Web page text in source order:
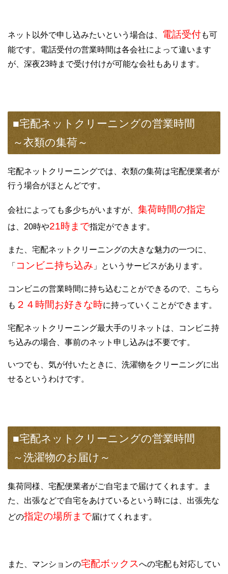
ネット以外で申し込みたいという場合は、 電話受付も可
能です。電話受付の営業時間は各会社によって違います
が、深夜23時まで受け付けが可能な会社もあります。
■宅配ネットクリーニングの営業時間
～衣類の集荷～
宅配ネットクリーニングでは、衣類の集荷は宅配便業者が
行う場合がほとんどです。
会社によっても多少ちがいますが、 集荷時間の指定
は、20時や21時まで指定ができます。
また、宅配ネットクリーニングの大きな魅力の一つに、
「 コンビニ持ち込み 」というサービスがあります。
コンビニの営業時間に持ち込むことができるので、こちら
も ２４時間お好きな時に持っていくことができます。
宅配ネットクリーニング最大手のリネットは、コンビニ持
ち込みの場合、事前のネット申し込みは不要です。
いつでも、気が付いたときに、洗濯物をクリーニングに出
せるというわけです。
■宅配ネットクリーニングの営業時間
～洗濯物のお届け～
集荷同様、宅配便業者がご自宅まで届けてくれます。ま
た、出張などで自宅をあけているという時には、出張先な
どの指定の場所まで届けてくれます。
また、マンションの宅配ボックスへの宅配も対応してい